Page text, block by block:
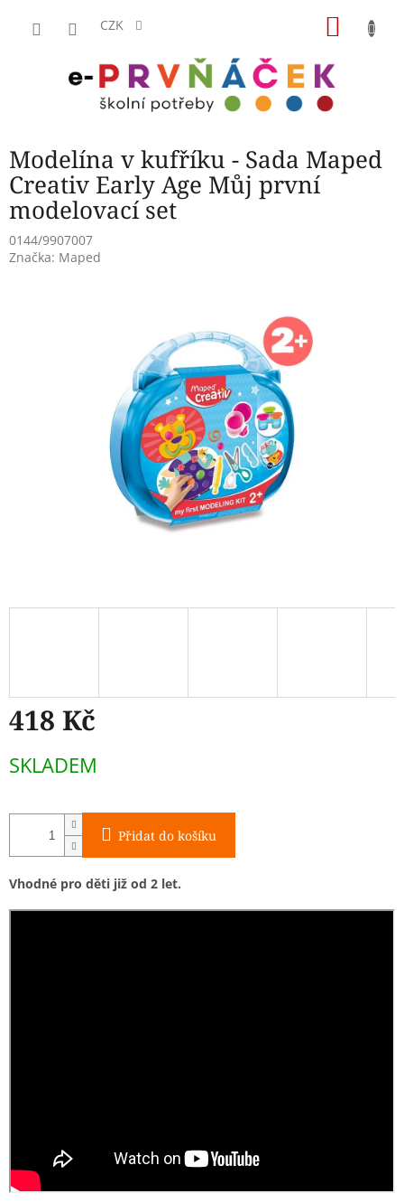
CZK
Modelína v kufříku - Sada Maped
Creativ Early Age Můj první
modelovací set
0144/9907007
Značka: Maped
418 Kč
cena:
SKLADEM
Přidat do košíku
Vhodné pro děti již od 2 let.